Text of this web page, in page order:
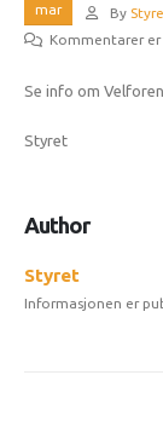
mar By
Kommentarer er
Se info om
Styret
Author
Styret
Informasjonen er